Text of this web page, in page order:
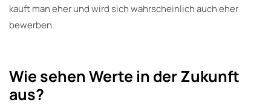
kauft man eher und wird sich wahrscheinlich auch eher
bewerben.
Wie sehen Werte in der Zukunft
aus?